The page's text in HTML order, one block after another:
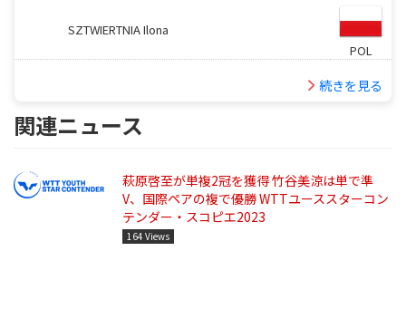
SZTWIERTNIA Ilona
POL
続きを見る
関連ニュース
萩原啓至が単複2冠を獲得 竹谷美涼は単で準
V、国際ペアの複で優勝 WTTユーススターコン
テンダー・スコピエ2023
164 Views